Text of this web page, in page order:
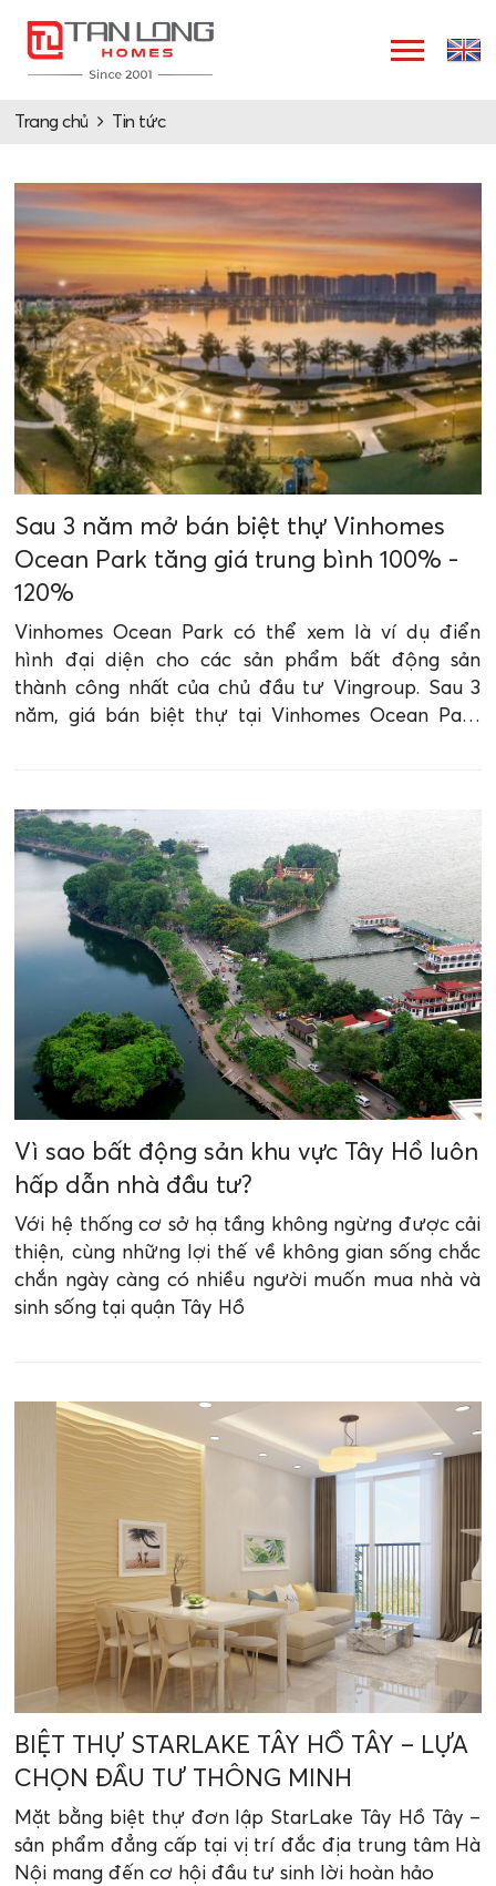
Trang chủ Tin tức
Sau 3 năm mở bán biệt thự Vinhomes
Ocean Park tăng giá trung bình 100% -
120%
Vinhomes Ocean Park có thể xem là ví dụ điển
hình đại diện cho các sản phẩm bất động sản
thành công nhất của chủ đầu tư Vingroup. Sau 3
năm, giá bán biệt thự tại Vinhomes Ocean Park
Vì sao bất động sản khu vực Tây Hồ luôn
hấp dẫn nhà đầu tư?
Với hệ thống cơ sở hạ tầng không ngừng được cải
thiện, cùng những lợi thế về không gian sống chắc
chắn ngày càng có nhiều người muốn mua nhà và
sinh sống tại quận Tây Hồ
BIỆT THỰ STARLAKE TÂY HỒ TÂY – LỰA
CHỌN ĐẦU TƯ THÔNG MINH
Mặt bằng biệt thự đơn lập StarLake Tây Hồ Tây –
sản phẩm đẳng cấp tại vị trí đắc địa trung tâm Hà
Nội mang đến cơ hội đầu tư sinh lời hoàn hảo